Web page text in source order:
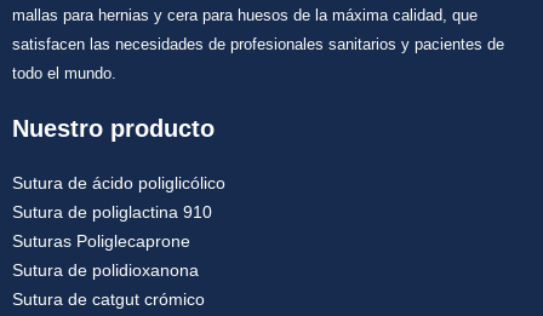
mallas para hernias y cera para huesos de la máxima calidad, que
satisfacen las necesidades de profesionales sanitarios y pacientes de
todo el mundo.
Nuestro producto
Sutura de ácido poliglicólico
Sutura de poliglactina 910
Suturas Poliglecaprone
Sutura de polidioxanona
Sutura de catgut crómico